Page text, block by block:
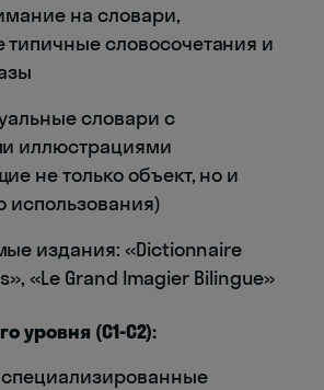
на словари,
словосочетания и
словари с
иллюстрациями
не только объект, но и
использования)
издания: «Dictionnaire
«Le Grand Imagier Bilingue»
уровня (C1-C2):
специализированные